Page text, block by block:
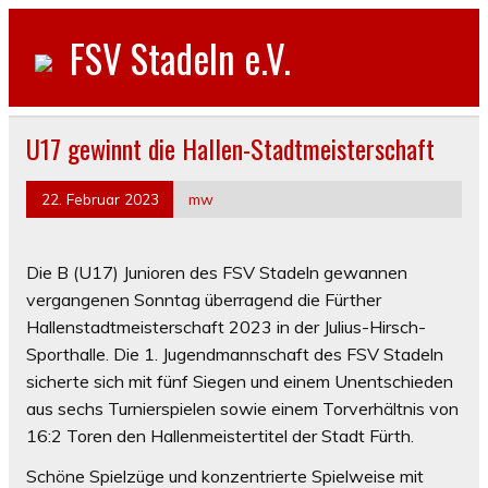
FSV Stadeln e.V.
U17 gewinnt die Hallen-Stadtmeisterschaft
22. Februar 2023 mw
Die B (U17) Junioren des FSV Stadeln gewannen
vergangenen Sonntag überragend die Fürther
Hallenstadtmeisterschaft 2023 in der Julius-Hirsch-
Sporthalle. Die 1. Jugendmannschaft des FSV Stadeln
sicherte sich mit fünf Siegen und einem Unentschieden
aus sechs Turnierspielen sowie einem Torverhältnis von
16:2 Toren den Hallenmeistertitel der Stadt Fürth.
Schöne Spielzüge und konzentrierte Spielweise mit